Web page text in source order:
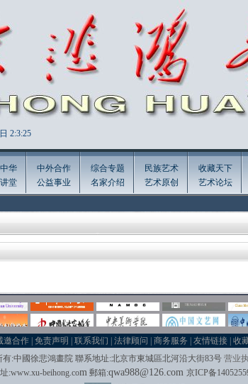
2:3:26
华
堂
中外合作
公益事业
综合专题
名家介绍
民族艺术
艺术原创
收藏天下
艺术论坛
邀合作 免责声明 联系我们 法律顾问 商务服务 友情链接 收
有:中國徐悲鴻畫院 聯系地址:北京市東城區北河沿大街83号 营业
:www.xu-beihong.com 郵箱:qwa988@126.com 京ICP备